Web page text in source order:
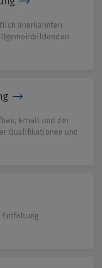
anerkannten
Erhalt und der
Qualifikationen und
Entfaltung